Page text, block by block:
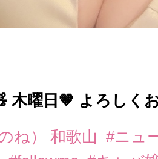
木曜日‪🤎 よろしく
ね） 和歌山
#ニュ